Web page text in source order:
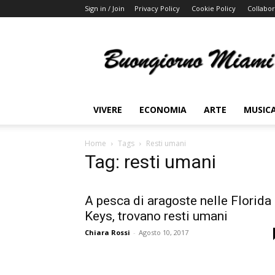
Sign in / Join Privacy Policy Cookie Policy
Miami
VIVERE ECONOMIA ARTE
Home Tags Resti umani
Tag: resti umani
A pesca di aragoste nelle Florida
Keys, trovano resti umani
Chiara Rossi - Agosto 10, 2017